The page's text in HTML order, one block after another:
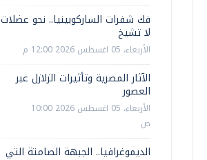
فك شفرات الساركوبينيا.. نحو عضلات
لا تشيخ
الأربعاء، 05 اغسطس 2026 12:00 م
الآثار المصرية وتأثيرات الزلازل عبر
العصور
الأربعاء، 05 اغسطس 2026 10:00
ص
الديموغرافيا.. الجبهة الصامتة التي